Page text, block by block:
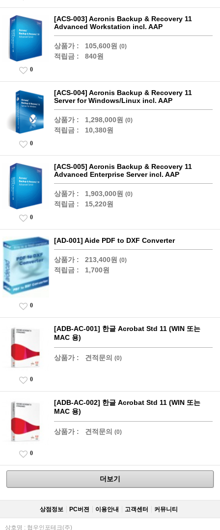
[ACS-003] Acronis Backup & Recovery 11
Advanced Workstation incl. AAP
상품가 : 105,600원 (0)
적립금 : 840원
0
[ACS-004] Acronis Backup & Recovery 11
Server for Windows/Linux incl. AAP
상품가 : 1,298,000원 (0)
적립금 : 10,380원
0
[ACS-005] Acronis Backup & Recovery 11
Advanced Enterprise Server incl. AAP
상품가 : 1,903,000원 (0)
적립금 : 15,220원
0
[AD-001] Aide PDF to DXF Converter
상품가 : 213,400원 (0)
적립금 : 1,700원
0
[ADB-AC-001] 한글 Acrobat Std 11 (WIN 또는
MAC 용)
상품가 : 견적문의 (0)
0
[ADB-AC-002] 한글 Acrobat Std 11 (WIN 또는
MAC 용)
상품가 : 견적문의 (0)
0
더보기
상점정보 PC버젼 이용안내 고객센터 커뮤니티
상호명 : 협우인포테크(주)